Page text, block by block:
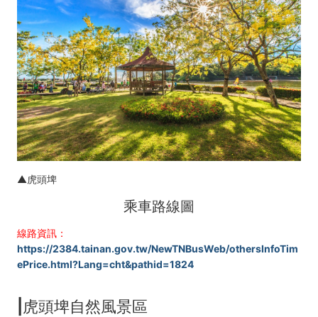
▲虎頭埤
乘車路線圖
線路資訊：
https://2384.tainan.gov.tw/NewTNBusWeb/othersInfoTim
ePrice.html?Lang=cht&pathid=1824
|虎頭埤自然風景區